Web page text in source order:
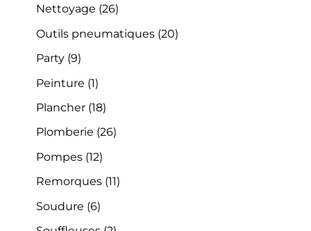
Nettoyage (26)
Outils pneumatiques (20)
Party (9)
Peinture (1)
Plancher (18)
Plomberie (26)
Pompes (12)
Remorques (11)
Soudure (6)